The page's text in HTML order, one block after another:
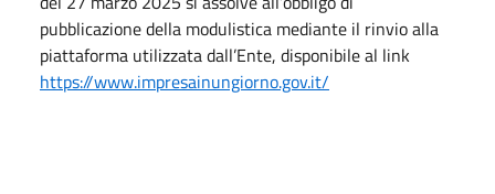
pubblicazione della modulistica mediante il rinvio alla
piattaforma utilizzata dall’Ente, disponibile al link
https://www.impresainungiorno.gov.it/